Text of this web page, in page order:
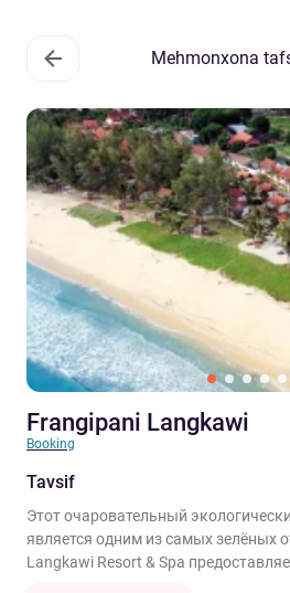
Mehmonxona
Frangipani Langkawi
Booking
Tavsif
Этот очаровательный
является одним из самых зелёных
Langkawi Resort & Spa